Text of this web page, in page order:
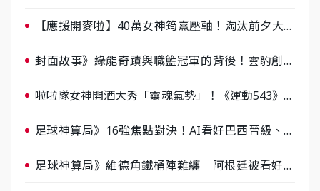
【應援開麥啦】40萬女神筠熹壓軸！淘汰前夕大混
封面故事》綠能奇蹟與職籃冠軍的背後！雲豹創辦
啦啦隊女神開酒大秀「靈魂氣勢」！《運動543》微
足球神算局》16強焦點對決！AI看好巴西晉級、數
足球神算局》維德角鐵桶陣難纏 阿根廷被看好下